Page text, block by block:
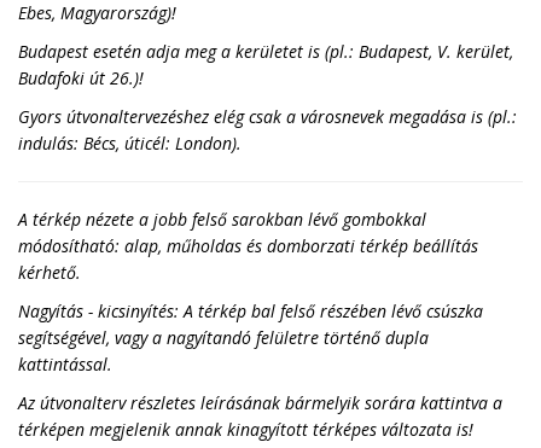
Ebes, Magyarország)!
Budapest esetén adja meg a kerületet is (pl.: Budapest, V. kerület,
Budafoki út 26.)!
Gyors útvonaltervezéshez elég csak a városnevek megadása is (pl.:
indulás: Bécs, úticél: London).
A térkép nézete a jobb felső sarokban lévő gombokkal
módosítható: alap, műholdas és domborzati térkép beállítás
kérhető.
Nagyítás - kicsinyítés: A térkép bal felső részében lévő csúszka
segítségével, vagy a nagyítandó felületre történő dupla
kattintással.
Az útvonalterv részletes leírásának bármelyik sorára kattintva a
térképen megjelenik annak kinagyított térképes változata is!